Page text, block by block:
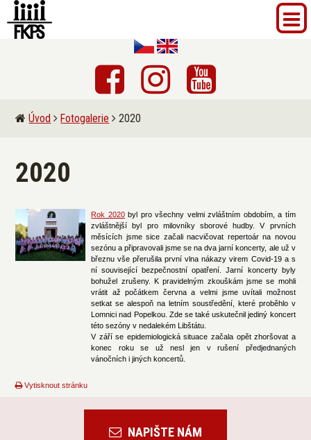
Úvod Fotogalerie 2020
2020
Rok 2020byl pro všechny velmi zvláštním obdobím, a tím
zvláštnější byl pro milovníky sborové hudby. V prvních
měsících jsme sice začali nacvičovat repertoár na novou
sezónu a připravovali jsme se na dva jarní koncerty, ale už v
březnu vše přerušila první vlna nákazy virem Covid-19 a s
ní související bezpečnostní opatření. Jarní koncerty byly
bohužel zrušeny. K pravidelným zkouškám jsme se mohli
vrátit až počátkem června a velmi jsme uvítali možnost
setkat se alespoň na letním soustředění, které proběhlo v
Lomnici nad Popelkou. Zde se také uskutečnil jediný koncert
této sezóny v nedalekém Libštátu.
V září se epidemiologická situace začala opět zhoršovat a
konec roku se už nesl jen v rušení předjednaných
vánočních i jiných koncertů.
Vytisknout stránku
NAPIŠTE NÁM